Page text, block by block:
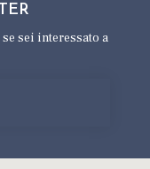
se sei interessato a